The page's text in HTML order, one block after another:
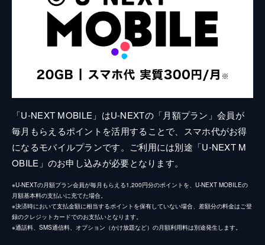
「U-NEXT MOBILE」はU-NEXTの「月額プラン」会員が
毎月もらえるポイントを活用することで、スマホ代がお得
になるモバイルプランです。ご利用には別途「U-NEXT M
OBILE」のお申し込みが必要となります。
※U-NEXTの月額プラン会員が毎月もらえる1,200円分のポイントを、U-NEXT MOBILEの
月額基本料の支払いに充てた場合。
※決済時において支払金額に相当するポイントを保有していない場合、差額分の料金はご登
録のクレジットカードでのお支払いとなります。
※通話料、SMS通信料、オプション（かけ放題など）の月額利用料は別途発生します。